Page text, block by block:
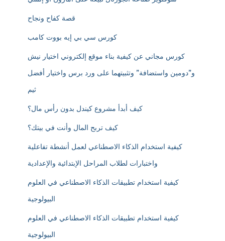
قصة كفاح ونجاح
كورس سي بي إيه بووت كامب
كورس مجاني عن كيفية بناء موقع إلكتروني اختيار نيش
و”دومين واستضافة” وتثبيتهما على ورد برس واختيار أفضل
ثيم
كيف أبدأ مشروع كيندل بدون رأس مال؟
كيف تربح المال وأنت في بيتك؟
كيفية استخدام الذكاء الاصطناعي لعمل أنشطة تفاعلية
واختبارات لطلاب المراحل الإبتدائية والإعدادية
كيفية استخدام تطبيقات الذكاء الاصطناعي في العلوم
كيفية استخدام تطبيقات الذكاء الاصطناعي في العلوم